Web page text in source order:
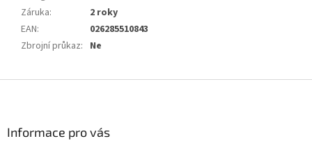
Záruka:
2 roky
EAN:
026285510843
Zbrojní průkaz: Ne
Informace pro vás